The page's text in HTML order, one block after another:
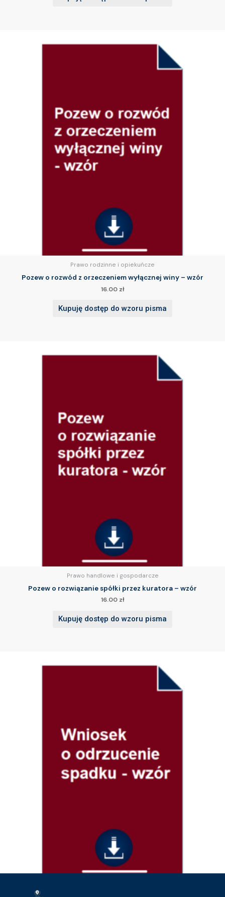
Prawo rodzinne i opiekuńcze
Pozew o rozwód z orzeczeniem wyłącznej winy – wzór
16.00 zł
Kupuję dostęp do wzoru pisma
Prawo handlowe i gospodarcze
Pozew o rozwiązanie spółki przez kuratora – wzór
16.00 zł
Kupuję dostęp do wzoru pisma